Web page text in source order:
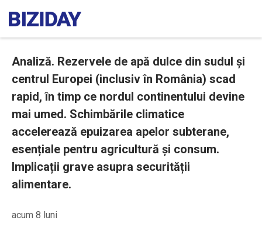
Analiză. Rezervele de apă dulce din sudul și
centrul Europei (inclusiv în România) scad
rapid, în timp ce nordul continentului devine
mai umed. Schimbările climatice
accelerează epuizarea apelor subterane,
esențiale pentru agricultură și consum.
Implicații grave asupra securității
alimentare.
acum 8 luni